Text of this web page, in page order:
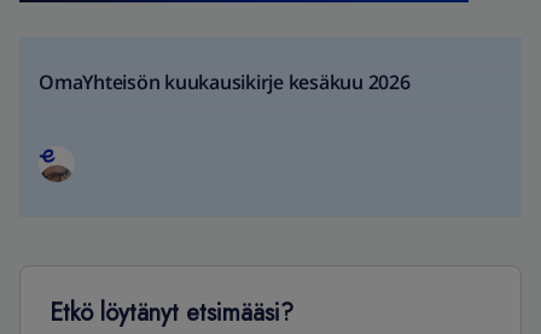
OmaYhteisön kuukausikirje kesäkuu 2026
Etkö löytänyt etsimääsi?